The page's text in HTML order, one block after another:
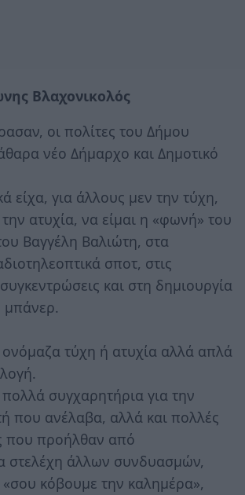
Βλαχονικολός
οι πολίτες του Δήμου
νέο Δήμαρχο και Δημοτικό
είχα, για άλλους μεν την τύχη,
ατυχία, να είμαι η «φωνή» του
Βαγγέλη Βαλιώτη, στα
σποτ, στις
και στη δημιουργία
μπάνερ.
τύχη ή ατυχία αλλά απλά
συγχαρητήρια για την
που ανέλαβα, αλλά και πολλές
που προήλθαν από
στελέχη άλλων συνδυασμών,
κόβουμε την καλημέρα»,